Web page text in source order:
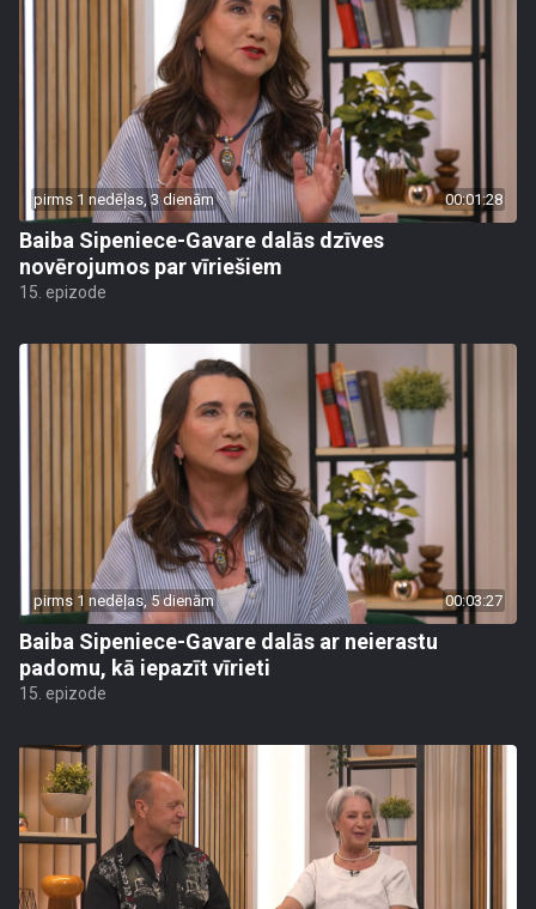
pirms 1 nedēļas, 3 dienām 00:01:28
Baiba Sipeniece-Gavare dalās dzīves
novērojumos par vīriešiem
15. epizode
pirms 1 nedēļas, 5 dienām 00:03:27
Baiba Sipeniece-Gavare dalās ar neierastu
padomu, kā iepazīt vīrieti
15. epizode